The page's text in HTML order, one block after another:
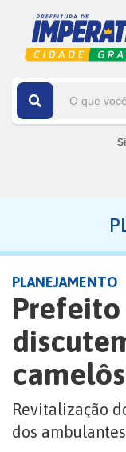
PLANEJAMENTO
Revitalização
dos ambulantes